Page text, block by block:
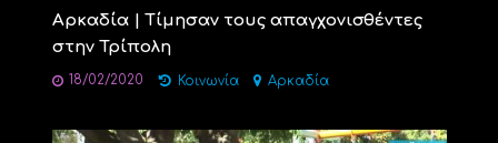
Αρκαδία | Τίμησαν τους απαγχονισθέντες
στην Τρίπολη
18/02/2020 Κοινωνία Αρκαδία